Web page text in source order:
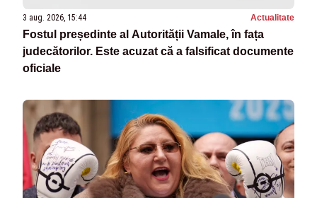
3 aug. 2026, 15:44 Actualitate
Fostul președinte al Autorității Vamale, în fața
judecătorilor. Este acuzat că a falsificat documente
oficiale